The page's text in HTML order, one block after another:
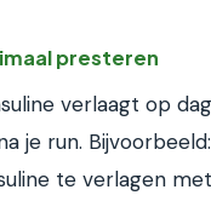
presteren
verlaagt op
je run.
te verlagen